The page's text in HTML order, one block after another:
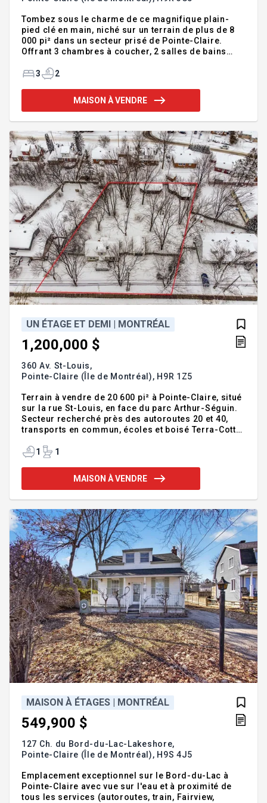
Tombez sous le charme de ce magnifique plain-
pied clé en main, niché sur un terrain de plus de 8
000 pi² dans un secteur prisé de Pointe-Claire.
Offrant 3 chambres à coucher, 2 salles de bains
avec salle familiale, espace bureau, atelier et
de famille. Profitez d'une cour intime bordée de
haies matures et d'une grande terrasse couverte.
thermopompe et bien plus. À proximité des écoles,
parcs, comm
3 2
MAISON À VENDRE
UN ÉTAGE ET DEMI | MONTRÉAL
1,200,000 $
360 Av. St-Louis,
Pointe-Claire (Île de Montréal), H9R 1Z5
Terrain à vendre de 20 600 pi² à Pointe-Claire, situé
sur la rue St-Louis, en face du parc Arthur-Séguin.
Secteur recherché près des autoroutes 20 et 40,
transports en commun, écoles et boisé Terra-Cotta.
résidence unifamiliale (sous réserve des
promoteur ou projet immobilier personnalisé.
Addenda :Terrain de grande superficie situé sur la
l'Ouest-de-l'Île. Emplacement stratégique entre les
b
1 1
MAISON À VENDRE
MAISON À ÉTAGES | MONTRÉAL
549,900 $
127 Ch. du Bord-du-Lac-Lakeshore,
Pointe-Claire (Île de Montréal), H9S 4J5
Emplacement exceptionnel sur le Bord-du-Lac à
Pointe-Claire avec vue sur l'eau et à proximité de
tous les services (autoroutes, train, Fairview,